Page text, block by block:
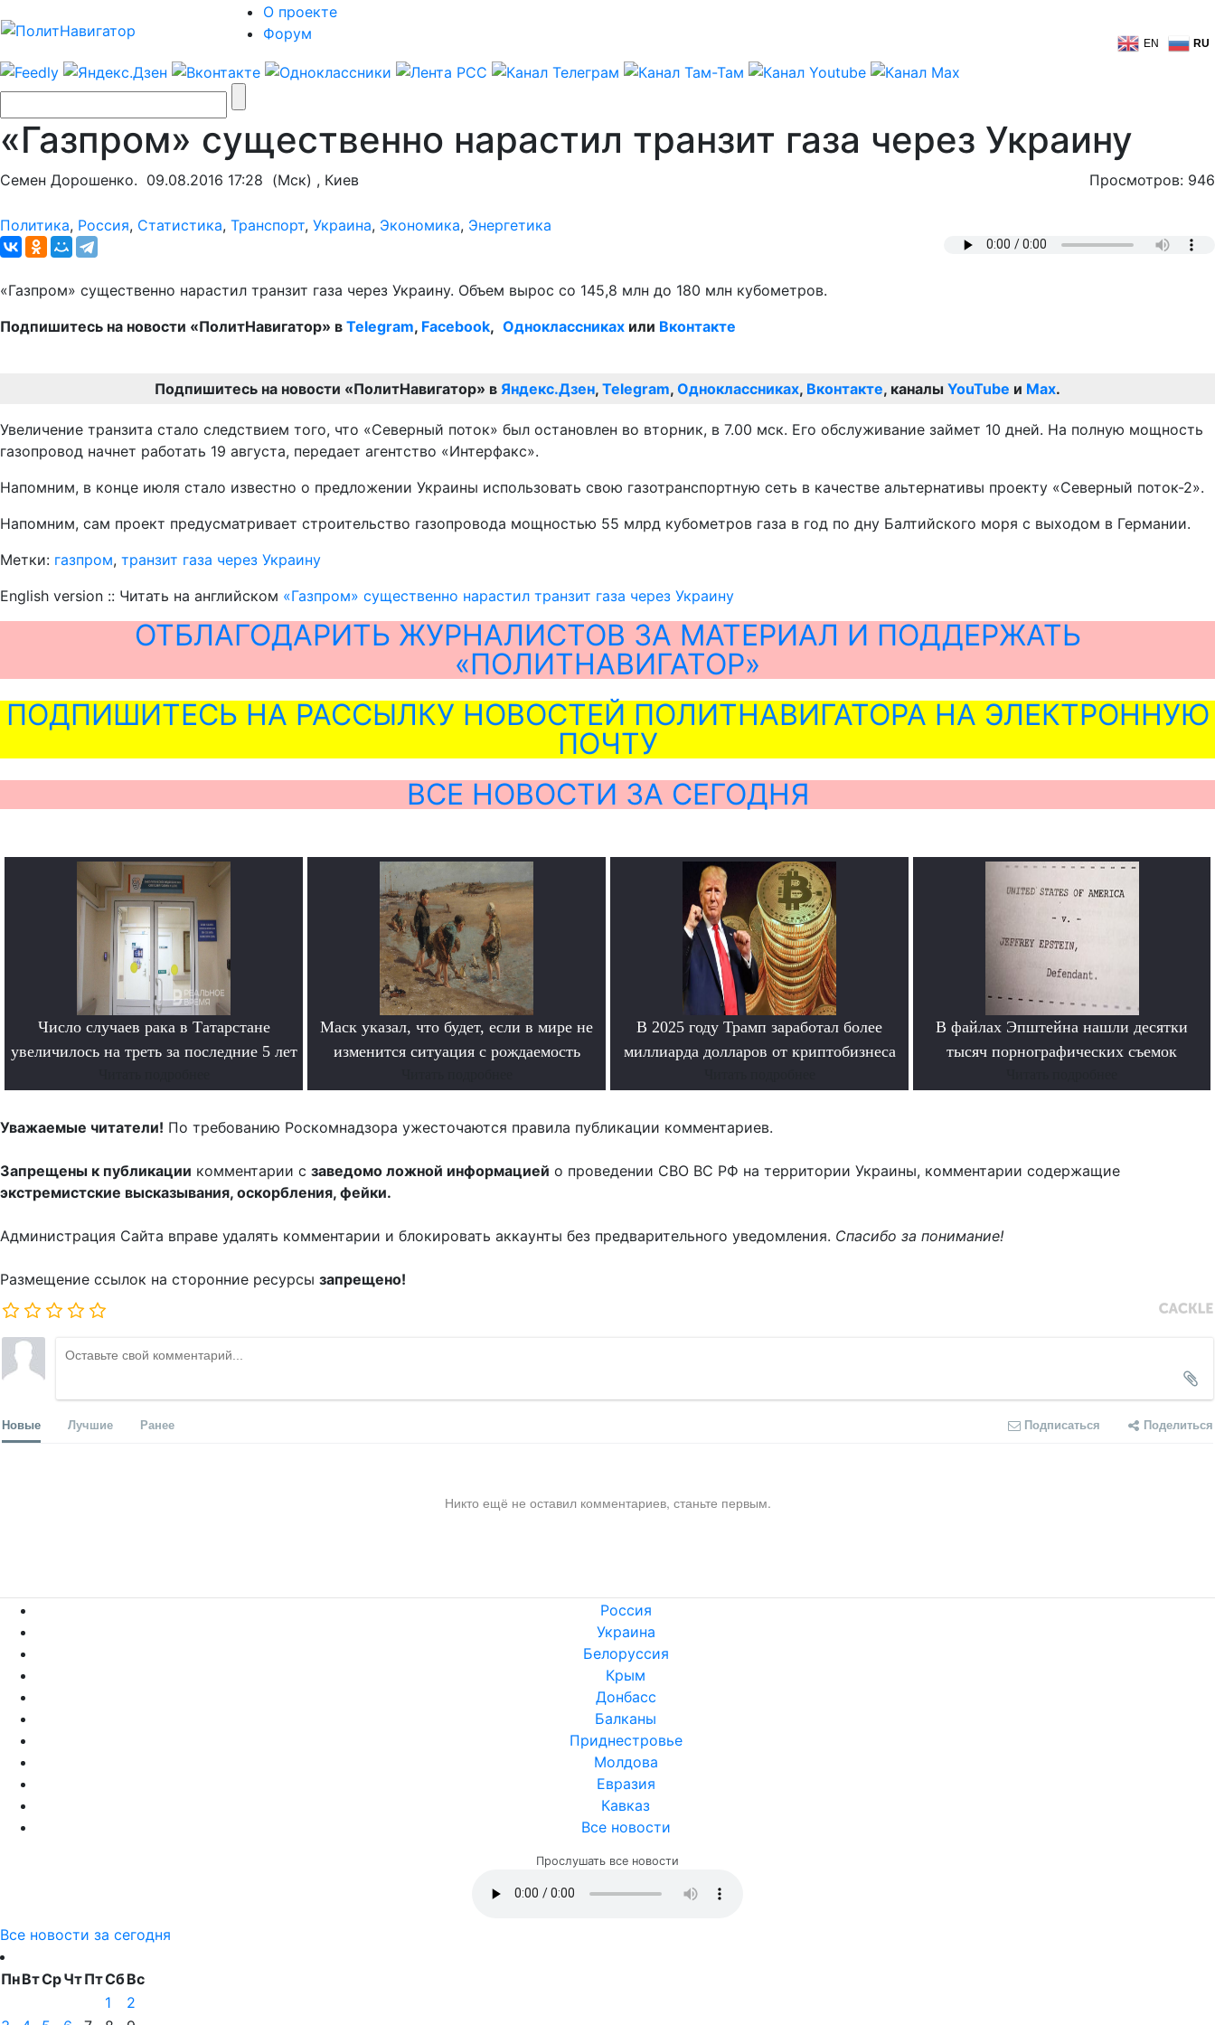
О проекте
Форум
EN RU
«Газпром» существенно нарастил транзит газа через Украину
Семен Дорошенко. 09.08.2016 17:28 (Мск) , Киев Просмотров: 946
Политика, Россия, Статистика, Транспорт, Украина, Экономика, Энергетика
«Газпром» существенно нарастил транзит газа через Украину. Объем вырос со 145,8 млн до 180 млн кубометров.
Подпишитесь на новости «ПолитНавигатор» в Telegram, Facebook, Одноклассниках или Вконтакте
Подпишитесь на новости «ПолитНавигатор» в Яндекс.Дзен, Telegram, Одноклассниках, Вконтакте, каналы YouTube и Max.
Увеличение транзита стало следствием того, что «Северный поток» был остановлен во вторник, в 7.00 мск. Его обслуживание займет 10 дней. На полную мощность
газопровод начнет работать 19 августа, передает агентство «Интерфакс».
Напомним, в конце июля стало известно о предложении Украины использовать свою газотранспортную сеть в качестве альтернативы проекту «Северный поток-2».
Напомним, сам проект предусматривает строительство газопровода мощностью 55 млрд кубометров газа в год по дну Балтийского моря с выходом в Германии.
Метки: газпром, транзит газа через Украину
English version :: Читать на английском «Газпром» существенно нарастил транзит газа через Украину
ОТБЛАГОДАРИТЬ ЖУРНАЛИСТОВ ЗА МАТЕРИАЛ И ПОДДЕРЖАТЬ
«ПОЛИТНАВИГАТОР»
ПОДПИШИТЕСЬ НА РАССЫЛКУ НОВОСТЕЙ ПОЛИТНАВИГАТОРА НА ЭЛЕКТРОННУЮ
ПОЧТУ
ВСЕ НОВОСТИ ЗА СЕГОДНЯ
Число случаев рака в Татарстане
увеличилось на треть за последние 5 лет
Маск указал, что будет, если в мире не
изменится ситуация с рождаемость
В 2025 году Трамп заработал более
миллиарда долларов от криптобизнеса
В файлах Эпштейна нашли десятки
тысяч порнографических съемок
Уважаемые читатели! По требованию Роскомнадзора ужесточаются правила публикации комментариев.
Запрещены к публикации комментарии с заведомо ложной информацией о проведении СВО ВС РФ на территории Украины, комментарии содержащие
экстремистские высказывания, оскорбления, фейки.
Администрация Сайта вправе удалять комментарии и блокировать аккаунты без предварительного уведомления. Спасибо за понимание!
Размещение ссылок на сторонние ресурсы запрещено!
Новые Лучшие Ранее Подписаться Поделиться
Никто ещё не оставил комментариев, станьте первым.
Россия
Украина
Белоруссия
Крым
Донбасс
Балканы
Приднестровье
Молдова
Евразия
Кавказ
Все новости
Прослушать все новости
Все новости за сегодня
ПнВтСрЧтПтСбВс
1
2